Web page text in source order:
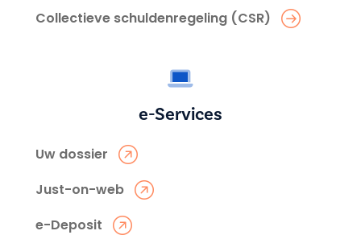
Collectieve schuldenregeling (CSR)
e-Services
Uw dossier
Just-on-web
e-Deposit